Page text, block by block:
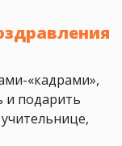
«кадрами»,
и подарить